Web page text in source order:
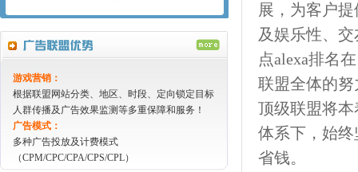
游戏营销：
根据联盟网站分类、地区、时段、定向锁定目标
人群传播及广告效果监测等多重保障和服务！
广告模式：
多种广告投放及计费模式
（CPM/CPC/CPA/CPS/CPL）
展，为客户
及娱乐性、
点alexa排名
联盟全体的
顶级联盟将
体系下，始
省钱。